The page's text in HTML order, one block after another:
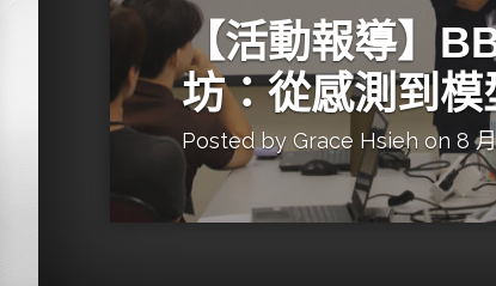
推探OpenAI Codex
制器
【活動報導】
坊：從感測到
Posted by Grace Hsieh on 8